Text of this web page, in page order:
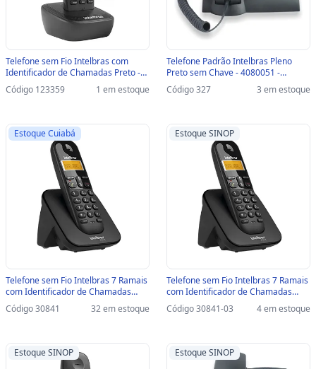
Telefone sem Fio Intelbras com
Identificador de Chamadas Preto -
TS2510 - Suporta até 7 Ramais -
4122510
Código 123359 1 em estoque
Telefone Padrão Intelbras Pleno
Preto sem Chave - 4080051 -
4080051
Código 327 3 em estoque
Estoque Cuiabá
Telefone sem Fio Intelbras 7 Ramais
com Identificador de Chamadas
Preto - TS3110 - 4123110
Código 30841 32 em estoque
Estoque SINOP
Telefone sem Fio Intelbras 7 Ramais
com Identificador de Chamadas
Preto - TS3110-SINOP-03 - 4123110
Código 30841-03 4 em estoque
Estoque SINOP Estoque SINOP